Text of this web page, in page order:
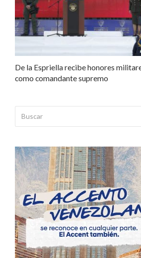
De la Espriella recibe honores
como comandante supremo